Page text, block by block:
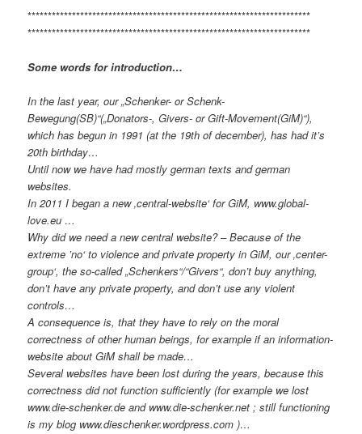
**********************************************************************
**********************************************************************
Some words for introduction…
In the last year, our „Schenker- or Schenk-
Bewegung(SB)“(„Donators-, Givers- or Gift-Movement(GiM)“),
which has begun in 1991 (at the 19th of december), has had it’s
20th birthday…
Until now we have had mostly german texts and german
websites.
In 2011 I began a new ‚central-website‘ for GiM, www.global-
love.eu …
Why did we need a new central website? – Because of the
extreme ’no‘ to violence and private property in GiM, our ‚center-
group‘, the so-called „Schenkers“/“Givers“, don’t buy anything,
don’t have any private property, and don’t use any violent
controls…
A consequence is, that they have to rely on the moral
correctness of other human beings, for example if an information-
website about GiM shall be made…
Several websites have been lost during the years, because this
correctness did not function sufficiently (for example we lost
www.die-schenker.de and www.die-schenker.net ; still functioning
is my blog www.dieschenker.wordpress.com )…